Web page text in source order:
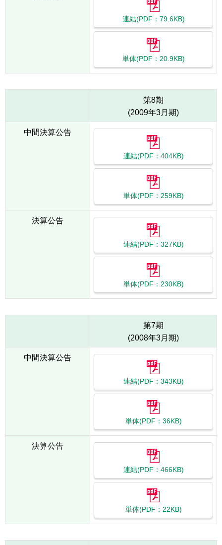
連結(PDF：79.6KB)
単体(PDF：20.9KB)
第8期
(2009年3月期)
中間決算公告
連結(PDF：404KB)
単体(PDF：259KB)
決算公告
連結(PDF：327KB)
単体(PDF：230KB)
第7期
(2008年3月期)
中間決算公告
連結(PDF：343KB)
単体(PDF：36KB)
決算公告
連結(PDF：466KB)
単体(PDF：22KB)